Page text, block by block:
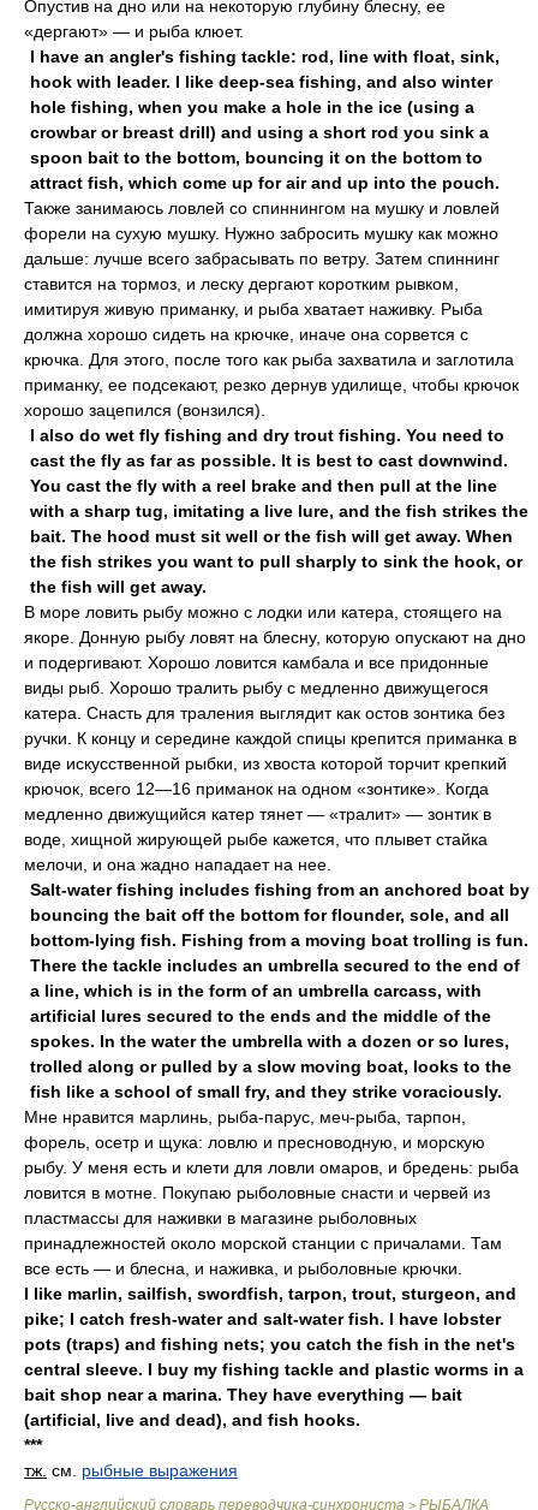
Опустив на дно или на некоторую глубину блесну, ее
«дергают» — и рыба клюет.
I have an angler's fishing tackle: rod, line with float, sink,
hook with leader. I like deep-sea fishing, and also winter
hole fishing, when you make a hole in the ice (using a
crowbar or breast drill) and using a short rod you sink a
spoon bait to the bottom, bouncing it on the bottom to
attract fish, which come up for air and up into the pouch.
Также занимаюсь ловлей со спиннингом на мушку и ловлей
форели на сухую мушку. Нужно забросить мушку как можно
дальше: лучше всего забрасывать по ветру. Затем спиннинг
ставится на тормоз, и леску дергают коротким рывком,
имитируя живую приманку, и рыба хватает наживку. Рыба
должна хорошо сидеть на крючке, иначе она сорвется с
крючка. Для этого, после того как рыба захватила и заглотила
приманку, ее подсекают, резко дернув удилище, чтобы крючок
хорошо зацепился (вонзился).
I also do wet fly fishing and dry trout fishing. You need to
cast the fly as far as possible. It is best to cast downwind.
You cast the fly with a reel brake and then pull at the line
with a sharp tug, imitating a live lure, and the fish strikes the
bait. The hood must sit well or the fish will get away. When
the fish strikes you want to pull sharply to sink the hook, or
the fish will get away.
В море ловить рыбу можно с лодки или катера, стоящего на
якоре. Донную рыбу ловят на блесну, которую опускают на дно
и подергивают. Хорошо ловится камбала и все придонные
виды рыб. Хорошо тралить рыбу с медленно движущегося
катера. Снасть для траления выглядит как остов зонтика без
ручки. К концу и середине каждой спицы крепится приманка в
виде искусственной рыбки, из хвоста которой торчит крепкий
крючок, всего 12—16 приманок на одном «зонтике». Когда
медленно движущийся катер тянет — «тралит» — зонтик в
воде, хищной жирующей рыбе кажется, что плывет стайка
мелочи, и она жадно нападает на нее.
Salt-water fishing includes fishing from an anchored boat by
bouncing the bait off the bottom for flounder, sole, and all
bottom-lying fish. Fishing from a moving boat trolling is fun.
There the tackle includes an umbrella secured to the end of
a line, which is in the form of an umbrella carcass, with
artificial lures secured to the ends and the middle of the
spokes. In the water the umbrella with a dozen or so lures,
trolled along or pulled by a slow moving boat, looks to the
fish like a school of small fry, and they strike voraciously.
Мне нравится марлинь, рыба-парус, меч-рыба, тарпон,
форель, осетр и щука: ловлю и пресноводную, и морскую
рыбу. У меня есть и клети для ловли омаров, и бредень: рыба
ловится в мотне. Покупаю рыболовные снасти и червей из
пластмассы для наживки в магазине рыболовных
принадлежностей около морской станции с причалами. Там
все есть — и блесна, и наживка, и рыболовные крючки.
I like marlin, sailfish, swordfish, tarpon, trout, sturgeon, and
pike; I catch fresh-water and salt-water fish. I have lobster
pots (traps) and fishing nets; you catch the fish in the net's
central sleeve. I buy my fishing tackle and plastic worms in a
bait shop near a marina. They have everything — bait
(artificial, live and dead), and fish hooks.
***
тж. см. рыбные выражения
Русско-английский словарь переводчика-синхрониста > РЫБАЛКА